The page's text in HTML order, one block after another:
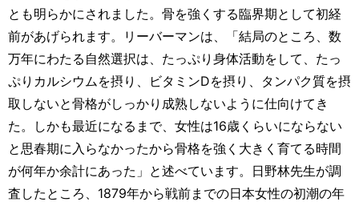
とも明らかにされました。骨を強くする臨界期として初経
前があげられます。リーバーマンは、「結局のところ、数
万年にわたる自然選択は、たっぷり身体活動をして、たっ
ぷりカルシウムを摂り、ビタミンDを摂り、タンパク質を摂
取しないと骨格がしっかり成熟しないように仕向けてき
た。しかも最近になるまで、女性は16歳くらいにならない
と思春期に入らなかったから骨格を強く大きく育てる時間
が何年か余計にあった」と述べています。日野林先生が調
査したところ、1879年から戦前までの日本女性の初潮の年